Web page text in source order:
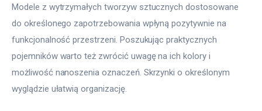
Modele z wytrzymałych tworzyw sztucznych dostosowane
do określonego zapotrzebowania wpłyną pozytywnie na
funkcjonalność przestrzeni. Poszukując praktycznych
pojemników warto też zwrócić uwagę na ich kolory i
możliwość nanoszenia oznaczeń. Skrzynki o określonym
wyglądzie ułatwią organizację.